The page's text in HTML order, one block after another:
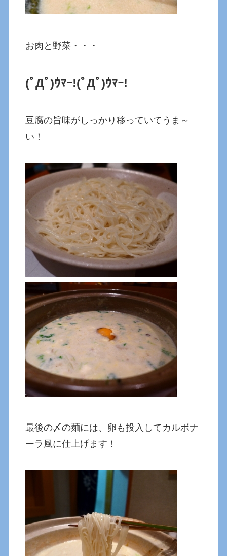
お肉と野菜・・・
(ﾟДﾟ)ｳﾏｰ!(ﾟДﾟ)ｳﾏｰ!
豆腐の旨味がしっかり移っていてうま～
い！
最後の〆の麺には、卵も投入してカルボナ
ーラ風に仕上げます！